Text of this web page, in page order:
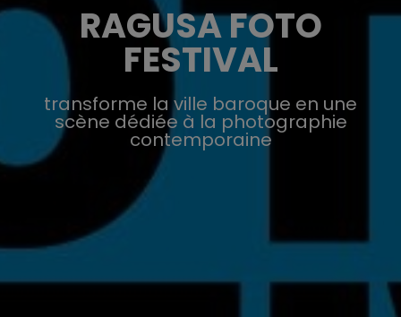
RAGUSA FOTO
FESTIVAL
transforme la ville baroque en une
scène dédiée à la photographie
contemporaine